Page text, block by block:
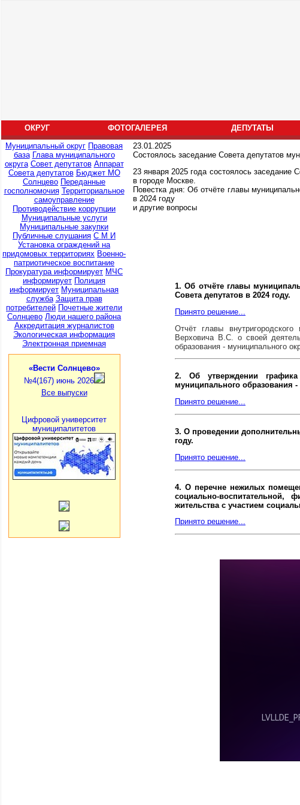
ОКРУГ ФОТОГАЛЕРЕЯ ДЕПУТАТЫ
23.01.2025
Состоялось заседание Совета депутатов
23 января 2025 года состоялось заседание
в городе Москве.
Повестка дня: Об отчёте главы
в 2024 году
и другие вопросы
1. Об отчёте главы
Совета депутатов в 2024 году.
Принято решение...
Отчёт главы
Верховича В.С. о своей
образования - муниципального
2. Об утверждении графика
муниципального образования
Принято решение...
3. О проведении
году.
Принято решение...
4. О перечне нежилых
социально-воспитательной,
жительства с участием
Принято решение...
Муниципальный округ Правовая
база Глава муниципального
округа Совет депутатов Аппарат
Совета депутатов Бюджет МО
Солнцево Переданные
госполномочия Территориальное
самоуправление
Противодействие коррупции
Муниципальные услуги
Муниципальные закупки
Публичные слушания С М И
Установка ограждений на
придомовых территориях Военно-
патриотическое воспитание
Прокуратура информирует МЧС
информирует Полиция
информирует Муниципальная
служба Защита прав
потребителей Почетные жители
Солнцево Люди нашего района
Аккредитация журналистов
Экологическая информация
Электронная приемная
«Вести Солнцево»
№4(167) июнь 2026
Все выпуски
Цифровой университет
муниципалитетов